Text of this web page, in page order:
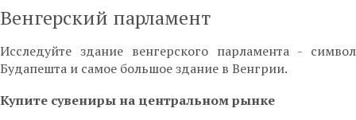
Венгерский парламент
Исследуйте здание венгерского парламента - символ
Будапешта и самое большое здание в Венгрии.
Купите сувениры на центральном рынке